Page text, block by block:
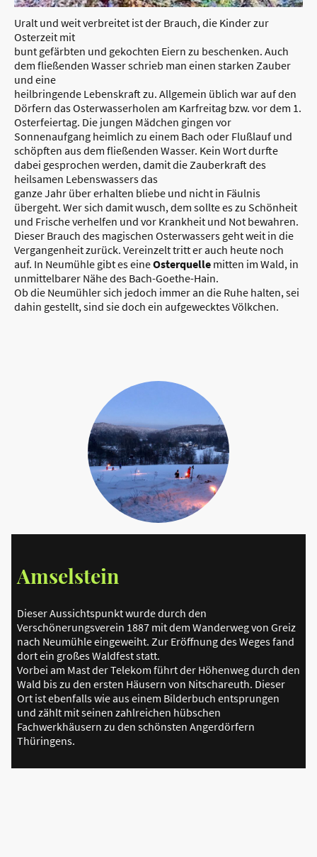
Uralt und weit verbreitet ist der Brauch, die Kinder zur
Osterzeit mit
bunt gefärbten und gekochten Eiern zu beschenken. Auch
dem fließenden Wasser schrieb man einen starken Zauber
und eine
heilbringende Lebenskraft zu. Allgemein üblich war auf den
Dörfern das Osterwasserholen am Karfreitag bzw. vor dem 1.
Osterfeiertag. Die jungen Mädchen gingen vor
Sonnenaufgang heimlich zu einem Bach oder Flußlauf und
schöpften aus dem fließenden Wasser. Kein Wort durfte
dabei gesprochen werden, damit die Zauberkraft des
heilsamen Lebenswassers das
ganze Jahr über erhalten bliebe und nicht in Fäulnis
übergeht. Wer sich damit wusch, dem sollte es zu Schönheit
und Frische verhelfen und vor Krankheit und Not bewahren.
Dieser Brauch des magischen Osterwassers geht weit in die
Vergangenheit zurück. Vereinzelt tritt er auch heute noch
auf. In Neumühle gibt es eineOsterquelle mitten im Wald, in
unmittelbarer Nähe des Bach-Goethe-Hain.
Ob die Neumühler sich jedoch immer an die Ruhe halten, sei
dahin gestellt, sind sie doch ein aufgewecktes Völkchen.
Amselstein
Dieser Aussichtspunkt wurde durch den
Verschönerungsverein 1887 mit dem Wanderweg von Greiz
nach Neumühle eingeweiht. Zur Eröffnung des Weges fand
dort ein großes Waldfest statt.
Vorbei am Mast der Telekom führt der Höhenweg durch den
Wald bis zu den ersten Häusern von Nitschareuth. Dieser
Ort ist ebenfalls wie aus einem Bilderbuch entsprungen
und zählt mit seinen zahlreichen hübschen
Fachwerkhäusern zu den schönsten Angerdörfern
Thüringens.